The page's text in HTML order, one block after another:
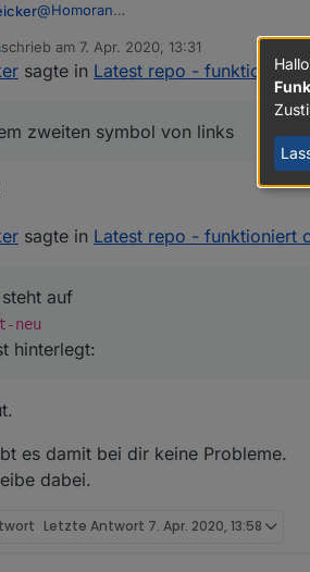
@Homoran
Repo steht auf
Die zwie Admin Einträge kommen in
Admin habe ich auf debug stehen
schrieb am 7. Apr. 2020, 13:31
zuletzt editiert von
sagte in Latest repo - funktioniert
zweiten symbol von links
sagte in Latest repo - funktioniert
auf
neu
hinterlegt:
es damit bei dir keine Probleme.
dabei.
Letzte Antwort 7. Apr. 2020, 13:58